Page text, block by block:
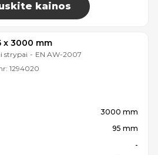
kainos
x 3000 mm
strypai - EN AW-2007
1294020
3000 mm
95 mm
-